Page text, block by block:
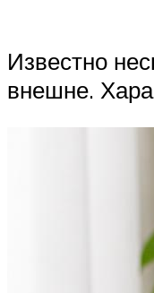
Известно
внешне.